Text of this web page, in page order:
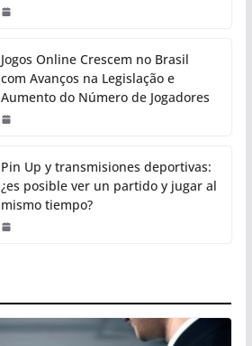
Jogos Online Crescem no Brasil
com Avanços na Legislação e
Aumento do Número de Jogadores
Pin Up y transmisiones deportivas:
¿es posible ver un partido y jugar al
mismo tiempo?